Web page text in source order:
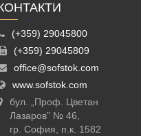
(+359) 29045800
(+359) 29045809
office@sofstok.com
www.sofstok.com
бул. „Проф. Цветан
Лазаров” № 46,
гр. София, п.к. 1582